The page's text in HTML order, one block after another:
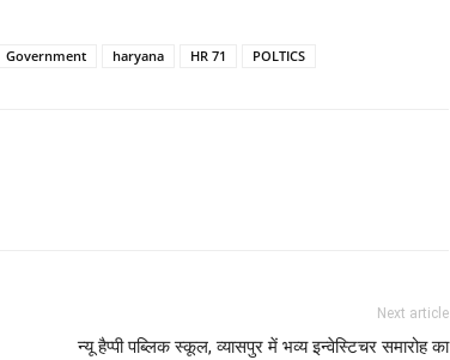
Government haryana HR 71 POLTICS
Next article
न्यू हैप्पी पब्लिक स्कूल, व्यासपुर में भव्य इन्वेस्टिचर समारोह का